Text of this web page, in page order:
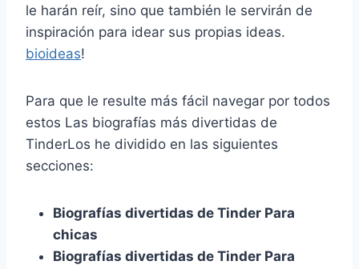
le harán reír, sino que también le servirán de
inspiración para idear sus propias ideas.
bioideas!
Para que le resulte más fácil navegar por todos
estos Las biografías más divertidas de
TinderLos he dividido en las siguientes
secciones:
Biografías divertidas de Tinder Para
chicas
Biografías divertidas de Tinder Para